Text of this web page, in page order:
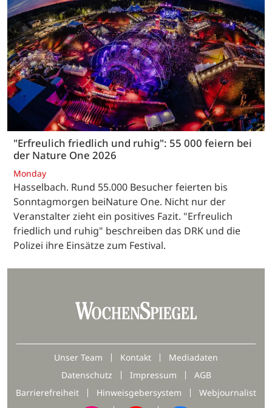
"Erfreulich friedlich und ruhig": 55 000 feiern bei
der Nature One 2026
Monday
Hasselbach. Rund 55.000 Besucher feierten bis
Sonntagmorgen beiNature One. Nicht nur der
Veranstalter zieht ein positives Fazit. "Erfreulich
friedlich und ruhig" beschreiben das DRK und die
Polizei ihre Einsätze zum Festival.
Unser Team Kontakt
Mediadaten
Datenschutz
Impressum
AGB
Barrierefreiheit
Hinweisgebersystem Webjournalist